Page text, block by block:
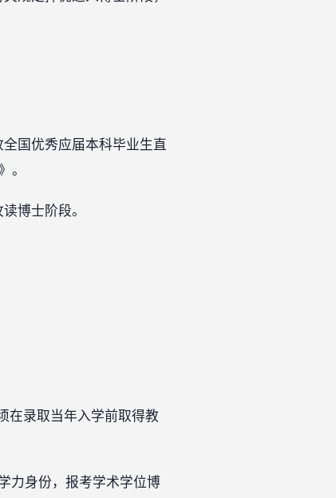
国优秀应届本科毕业生直
。
博士阶段。
在录取当年入学前取得教
力身份，报考学术学位博